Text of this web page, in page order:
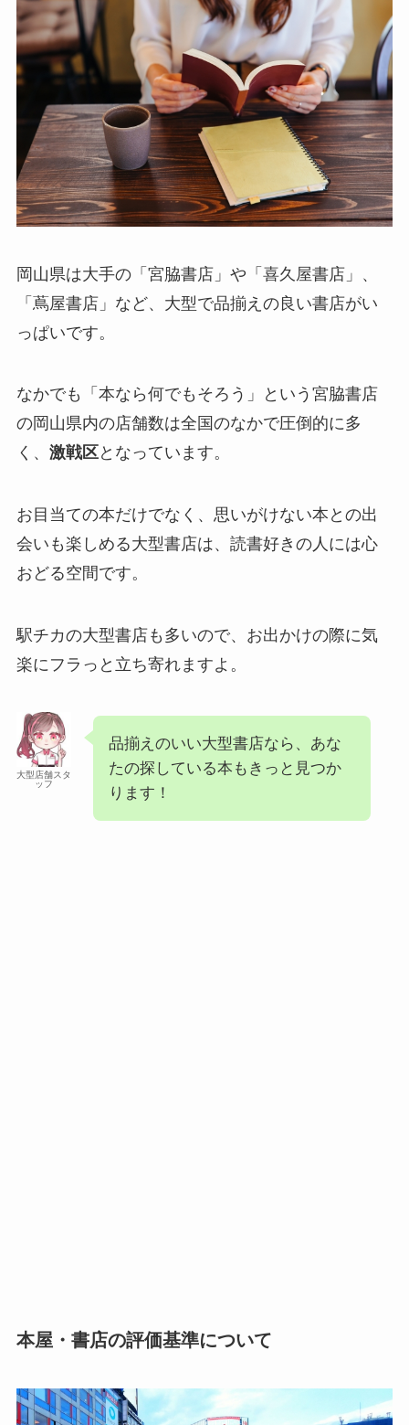
岡山県は大手の「宮脇書店」や「喜久屋書店」、
「蔦屋書店」など、大型で品揃えの良い書店がい
っぱいです。
なかでも「本なら何でもそろう」という宮脇書店
の岡山県内の店舗数は全国のなかで圧倒的に多
く、 激戦区となっています。
お目当ての本だけでなく、思いがけない本との出
会いも楽しめる大型書店は、読書好きの人には心
おどる空間です。
駅チカの大型書店も多いので、お出かけの際に気
楽にフラっと立ち寄れますよ。
大型店舗スタ
ッフ
品揃えのいい大型書店なら、あな
たの探している本もきっと見つか
ります！
本屋・書店の評価基準について